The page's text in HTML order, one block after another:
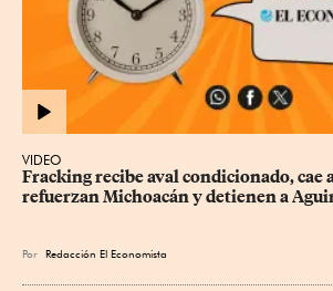
VIDEO
Fracking recibe aval condicionado, cae
refuerzan Michoacán y detienen a
Por Redacción El Economista